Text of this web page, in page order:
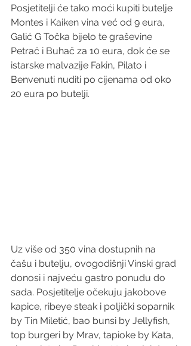
Posjetitelji će tako moći kupiti butelje
Montes i Kaiken vina već od 9 eura,
Galić G Točka bijelo te graševine
Petrač i Buhač za 10 eura, dok će se
istarske malvazije Fakin, Pilato i
Benvenuti nuditi po cijenama od oko
20 eura po butelji.
Uz više od 350 vina dostupnih na
čašu i butelju, ovogodišnji Vinski grad
donosi i najveću gastro ponudu do
sada. Posjetitelje očekuju jakobove
kapice, ribeye steak i poljički soparnik
by Tin Miletić, bao bunsi by Jellyfish,
top burgeri by Mrav, tapioke by Kata,